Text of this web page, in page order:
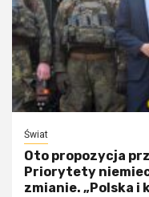
Świat
Oto propozycja
Priorytety
zmianie. „Polska i